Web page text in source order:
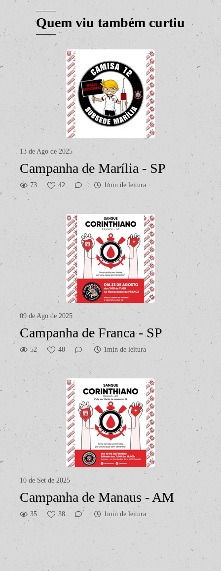
Quem viu também curtiu
13 de Ago de 2025
Campanha de Marília - SP
73 42 1min de leitura
09 de Ago de 2025
Campanha de Franca - SP
52 48 1min de leitura
10 de Set de 2025
Campanha de Manaus - AM
35 38 1min de leitura